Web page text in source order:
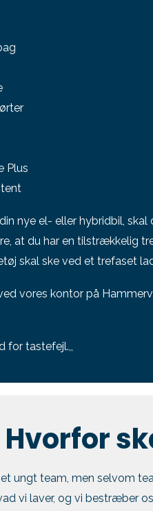
Plus
nye el- eller hybridbil,
at du har en tilstrækkelig
skal ske ved et trefaset
vores kontor på
for tastefejl.,,
Hvorfor
ungt team, men selvom
vi laver, og vi bestræber